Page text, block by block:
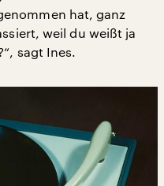
hat, ganz
weil du weißt ja
sagt Ines.